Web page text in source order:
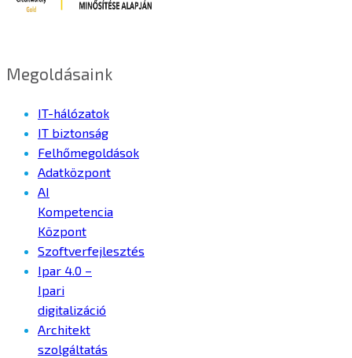
Megoldásaink
IT-hálózatok
IT biztonság
Felhőmegoldások
Adatközpont
AI
Kompetencia
Központ
Szoftverfejlesztés
Ipar 4.0 –
Ipari
digitalizáció
Architekt
szolgáltatás